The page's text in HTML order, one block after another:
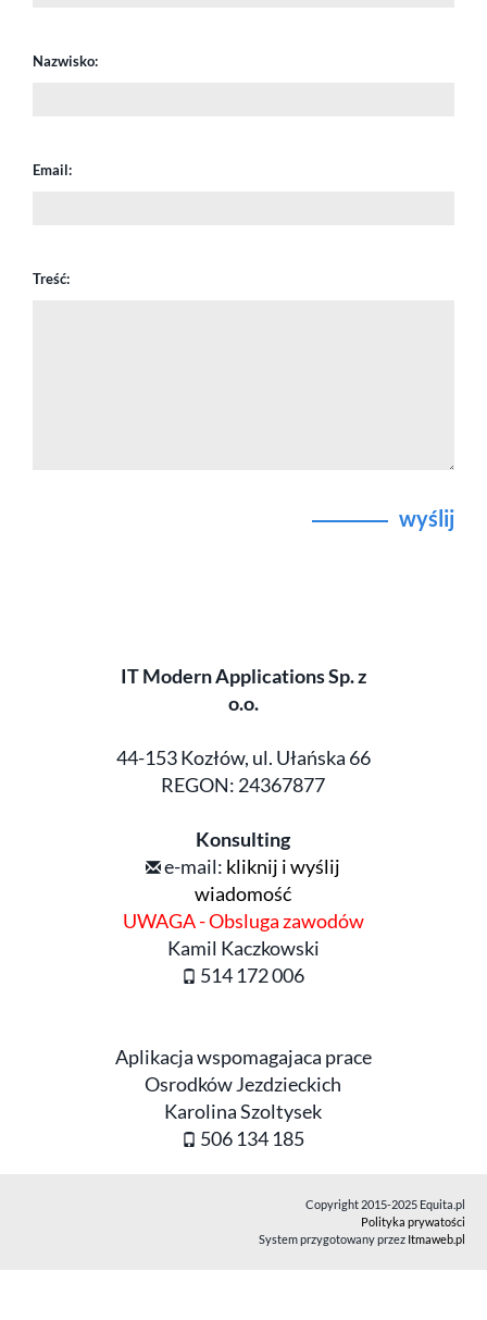
Nazwisko:
Email:
Treść:
wyślij
IT Modern Applications Sp. z
o.o.
44-153 Kozłów, ul. Ułańska 66
REGON: 24367877
Konsulting
e-mail: kliknij i wyślij
wiadomość
UWAGA - Obsluga zawodów
Kamil Kaczkowski
514 172 006
Aplikacja wspomagajaca prace
Osrodków Jezdzieckich
Karolina Szoltysek
506 134 185
Copyright 2015-2025 Equita.pl
Polityka prywatości
System przygotowany przez Itmaweb.pl